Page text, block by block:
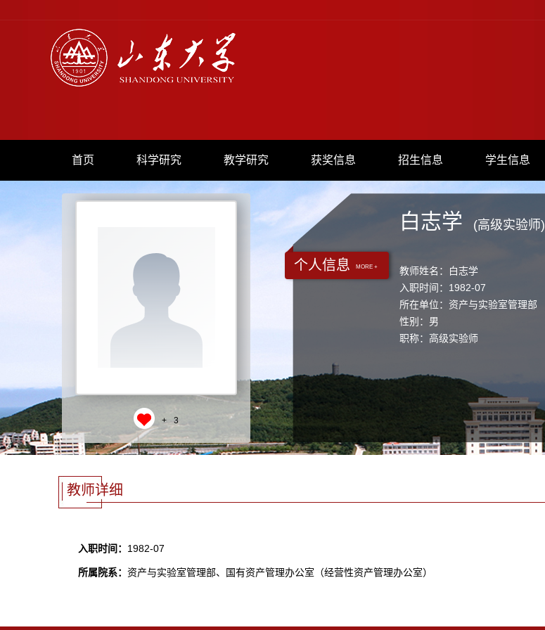
首页 科学研究 教学研究 获奖信息 招生信息 学生信息
+ 3
个人信息 MORE +
白志学 (高级实验师)
教师姓名：白志学
入职时间：1982-07
所在单位：资产与实验室管理部
性别：男
职称：高级实验师
教师详细
入职时间： 1982-07
所属院系： 资产与实验室管理部、国有资产管理办公室（经营性资产管理办公室）